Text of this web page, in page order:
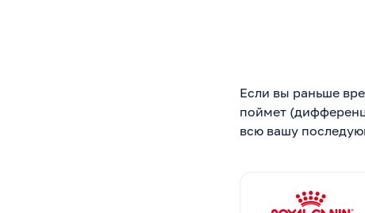
Если вы раньше
поймет
всю вашу